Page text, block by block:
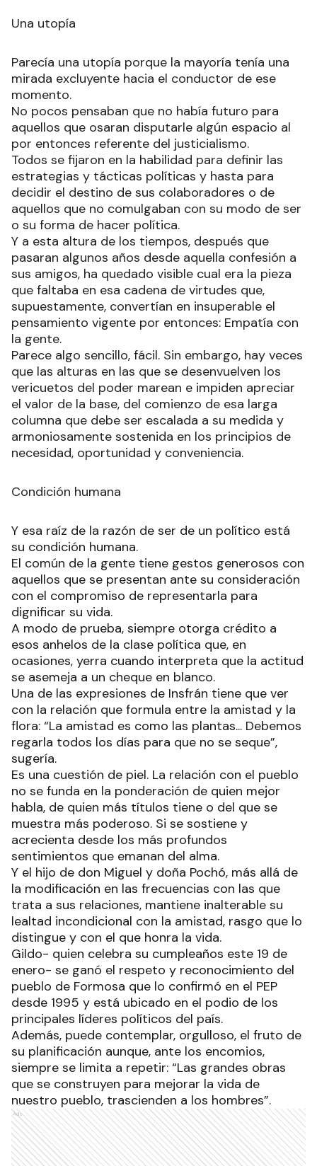
Una utopía
Parecía una utopía porque la mayoría tenía una
mirada excluyente hacia el conductor de ese
momento.
No pocos pensaban que no había futuro para
aquellos que osaran disputarle algún espacio al
por entonces referente del justicialismo.
Todos se fijaron en la habilidad para definir las
estrategias y tácticas políticas y hasta para
decidir el destino de sus colaboradores o de
aquellos que no comulgaban con su modo de ser
o su forma de hacer política.
Y a esta altura de los tiempos, después que
pasaran algunos años desde aquella confesión a
sus amigos, ha quedado visible cual era la pieza
que faltaba en esa cadena de virtudes que,
supuestamente, convertían en insuperable el
pensamiento vigente por entonces: Empatía con
la gente.
Parece algo sencillo, fácil. Sin embargo, hay veces
que las alturas en las que se desenvuelven los
vericuetos del poder marean e impiden apreciar
el valor de la base, del comienzo de esa larga
columna que debe ser escalada a su medida y
armoniosamente sostenida en los principios de
necesidad, oportunidad y conveniencia.
Condición humana
Y esa raíz de la razón de ser de un político está
su condición humana.
El común de la gente tiene gestos generosos con
aquellos que se presentan ante su consideración
con el compromiso de representarla para
dignificar su vida.
A modo de prueba, siempre otorga crédito a
esos anhelos de la clase política que, en
ocasiones, yerra cuando interpreta que la actitud
se asemeja a un cheque en blanco.
Una de las expresiones de Insfrán tiene que ver
con la relación que formula entre la amistad y la
flora: “La amistad es como las plantas... Debemos
regarla todos los días para que no se seque”,
sugería.
Es una cuestión de piel. La relación con el pueblo
no se funda en la ponderación de quien mejor
habla, de quien más títulos tiene o del que se
muestra más poderoso. Si se sostiene y
acrecienta desde los más profundos
sentimientos que emanan del alma.
Y el hijo de don Miguel y doña Pochó, más allá de
la modificación en las frecuencias con las que
trata a sus relaciones, mantiene inalterable su
lealtad incondicional con la amistad, rasgo que lo
distingue y con el que honra la vida.
Gildo- quien celebra su cumpleaños este 19 de
enero- se ganó el respeto y reconocimiento del
pueblo de Formosa que lo confirmó en el PEP
desde 1995 y está ubicado en el podio de los
principales líderes políticos del país.
Además, puede contemplar, orgulloso, el fruto de
su planificación aunque, ante los encomios,
siempre se limita a repetir: “Las grandes obras
que se construyen para mejorar la vida de
nuestro pueblo, trascienden a los hombres”.
Ads